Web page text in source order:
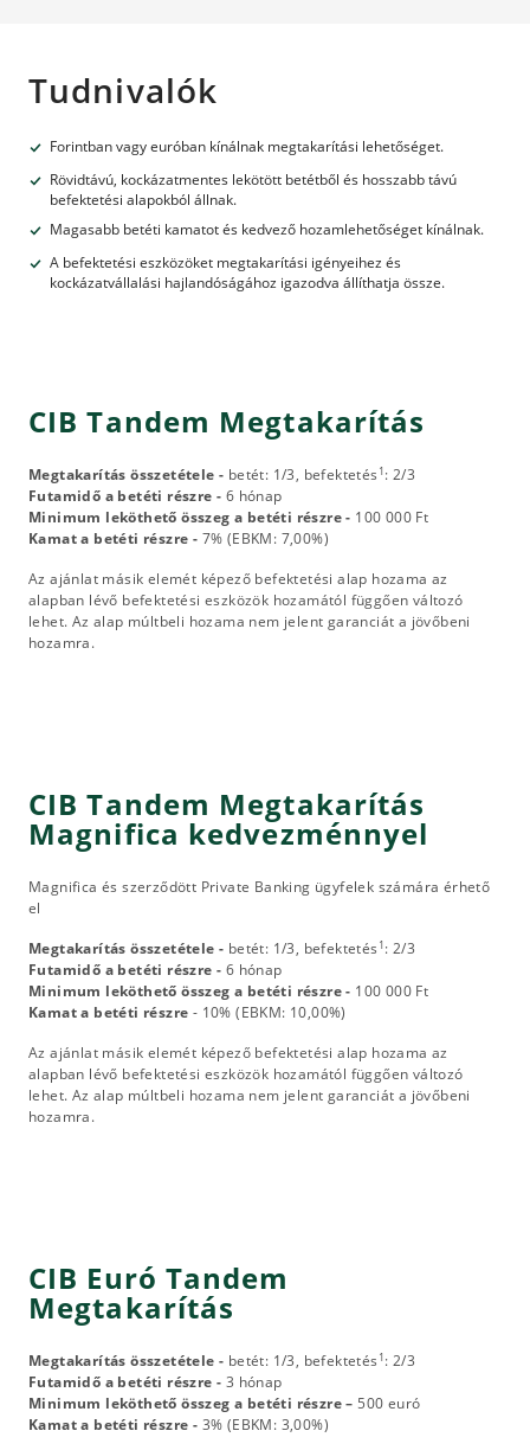
Tudnivalók
Forintban vagy euróban kínálnak megtakarítási lehetőséget.
Rövidtávú, kockázatmentes lekötött betétből és hosszabb távú
befektetési alapokból állnak.
Magasabb betéti kamatot és kedvező hozamlehetőséget kínálnak.
A befektetési eszközöket megtakarítási igényeihez és
kockázatvállalási hajlandóságához igazodva állíthatja össze.
CIB Tandem Megtakarítás
Megtakarítás összetétele - betét: 1/3, befektetés 1: 2/3
Futamidő a betéti részre - 6 hónap
Minimum leköthető összeg a betéti részre - 100 000 Ft
Kamat a betéti részre - 7% (EBKM: 7,00%)
Az ajánlat másik elemét képező befektetési alap hozama az
alapban lévő befektetési eszközök hozamától függően változó
lehet. Az alap múltbeli hozama nem jelent garanciát a jövőbeni
hozamra.
CIB Tandem Megtakarítás
Magnifica kedvezménnyel
Magnifica és szerződött Private Banking ügyfelek számára érhető
el
Megtakarítás összetétele - betét: 1/3, befektetés 1: 2/3
Futamidő a betéti részre - 6 hónap
Minimum leköthető összeg a betéti részre - 100 000 Ft
Kamat a betéti részre - 10% (EBKM: 10,00%)
Az ajánlat másik elemét képező befektetési alap hozama az
alapban lévő befektetési eszközök hozamától függően változó
lehet. Az alap múltbeli hozama nem jelent garanciát a jövőbeni
hozamra.
CIB Euró Tandem
Megtakarítás
Megtakarítás összetétele - betét: 1/3, befektetés 1: 2/3
Futamidő a betéti részre - 3 hónap
Minimum leköthető összeg a betéti részre – 500 euró
Kamat a betéti részre - 3% (EBKM: 3,00%)